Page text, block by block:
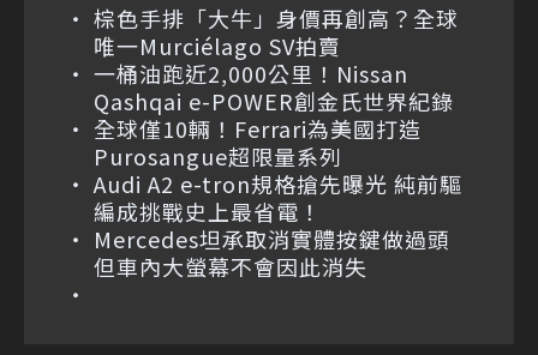
棕色手排「大牛」身價再創高？全球
唯一Murciélago SV拍賣
一桶油跑近2,000公里！Nissan
Qashqai e-POWER創金氏世界紀錄
全球僅10輛！Ferrari為美國打造
Purosangue超限量系列
Audi A2 e-tron規格搶先曝光 純前驅
編成挑戰史上最省電！
Mercedes坦承取消實體按鍵做過頭
但車內大螢幕不會因此消失